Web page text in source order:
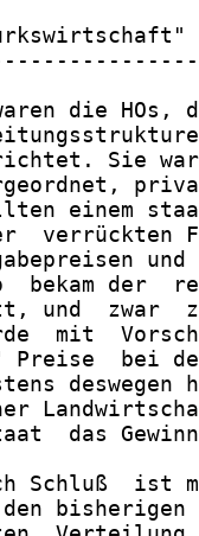
die HOs,
Sie
einem
verrückten
bekam der
und  zwar
mit
Preise  bei
deswegen
das
Schluß  ist